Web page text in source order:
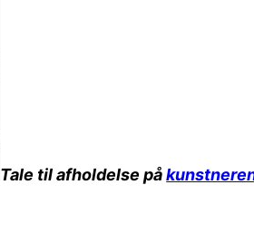
Tale til afholdelse påkunstneren